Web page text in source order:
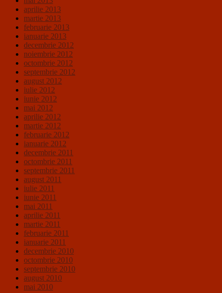
aprilie 2013
martie 2013
februarie 2013
ianuarie 2013
decembrie 2012
noiembrie 2012
octombrie 2012
septembrie 2012
august 2012
iulie 2012
iunie 2012
mai 2012
aprilie 2012
martie 2012
februarie 2012
ianuarie 2012
decembrie 2011
octombrie 2011
septembrie 2011
august 2011
iulie 2011
iunie 2011
mai 2011
aprilie 2011
martie 2011
februarie 2011
ianuarie 2011
decembrie 2010
octombrie 2010
septembrie 2010
august 2010
mai 2010